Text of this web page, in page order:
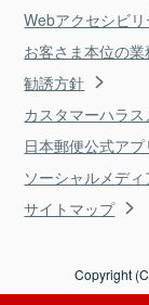
Webアクセシビ
お客さま本位の
勧誘方針
カスタマーハラ
日本郵便公式アプ
ソーシャルメディ
サイトマップ
Copyright